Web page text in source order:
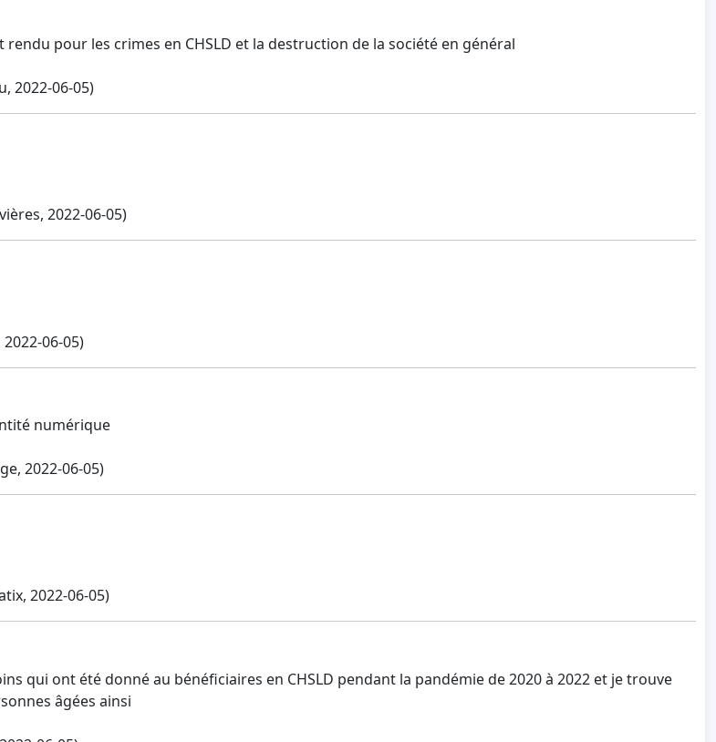
pour les crimes en CHSLD et la destruction de la société en général
2022-06-05)
2022-06-05)
06-05)
numérique
2022-06-05)
2022-06-05)
qui ont été donné au bénéficiaires en CHSLD pendant la pandémie de 2020 à 2022 et je trouve
âgées ainsi